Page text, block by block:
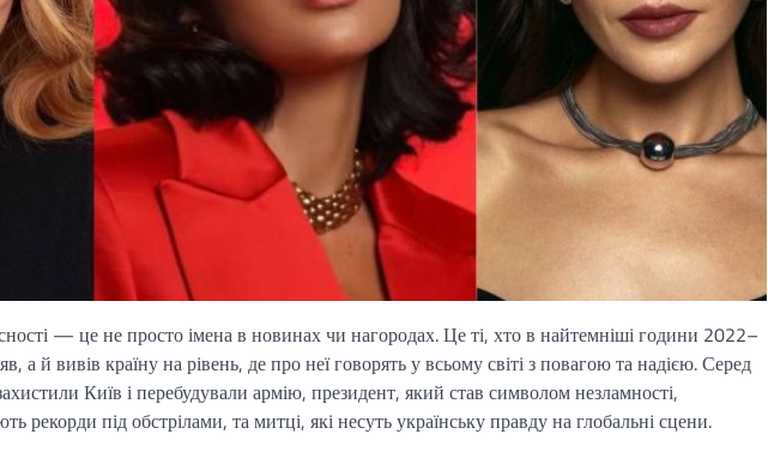
— це не просто імена в новинах чи нагородах. Це ті, хто в найтемніші години 2022–
а й вивів країну на рівень, де про неї говорять у всьому світі з повагою та надією. Серед
Київ і перебудували армію, президент, який став символом незламності,
рекорди під обстрілами, та митці, які несуть українську правду на глобальні сцени.